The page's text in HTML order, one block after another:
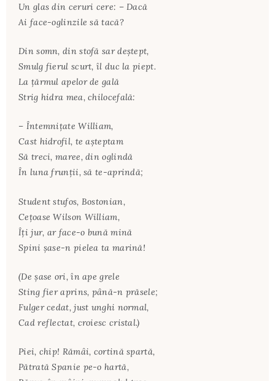
Un glas din ceruri cere: – Dacă
Ai face-oglinzile să tacă?
Din somn, din stofă sar deştept,
Smulg fierul scurt, îl duc la piept.
La ţărmul apelor de gală
Strig hidra mea, chilocefală:
– Întemniţate William,
Cast hidrofil, te aşteptam
Să treci, maree, din oglindă
În luna frunţii, să te-aprindă;
Student stufos, Bostonian,
Ceţoase Wilson William,
Îţi jur, ar face-o bună mină
Spini şase-n pielea ta marină!
(De şase ori, în ape grele
Sting fier aprins, până-n prăsele;
Fulger cedat, just unghi normal,
Cad reflectat, croiesc cristal.)
Piei, chip! Rămâi, cortină spartă,
Pătrată Spanie pe-o hartă,